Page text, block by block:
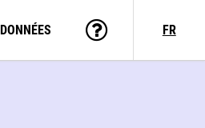
DONNÉES FR